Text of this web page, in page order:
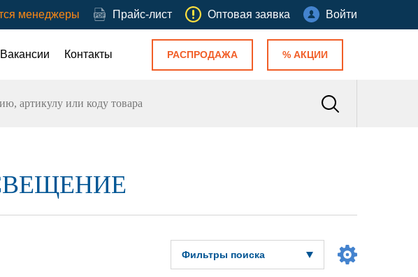
менеджеры Прайс-лист Оптовая заявка Войти
Вакансии Контакты РАСПРОДАЖА % АКЦИИ
Фильтры поиска